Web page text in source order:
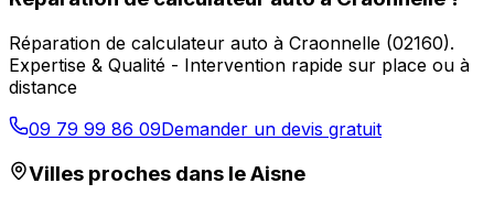
Réparation de calculateur auto à Craonnelle (02160).
Expertise & Qualité - Intervention rapide sur place ou à
distance
09 79 99 86 09Demander un devis gratuit
Villes proches dans leAisne